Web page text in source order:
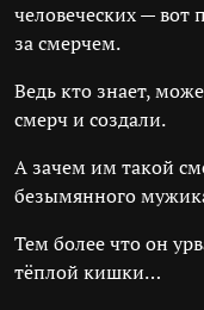
человеческих — вот
за смерчем.
Ведь кто знает,
смерч и создали.
А зачем им такой
безымянного
Тем более что он
тёплой кишки…